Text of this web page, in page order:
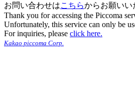
お問い合わせはこちらからお願いい
Thank you for accessing the Piccoma
Unfortunately, this service can only be
For inquiries, please click here.
Kakao piccoma Corp.